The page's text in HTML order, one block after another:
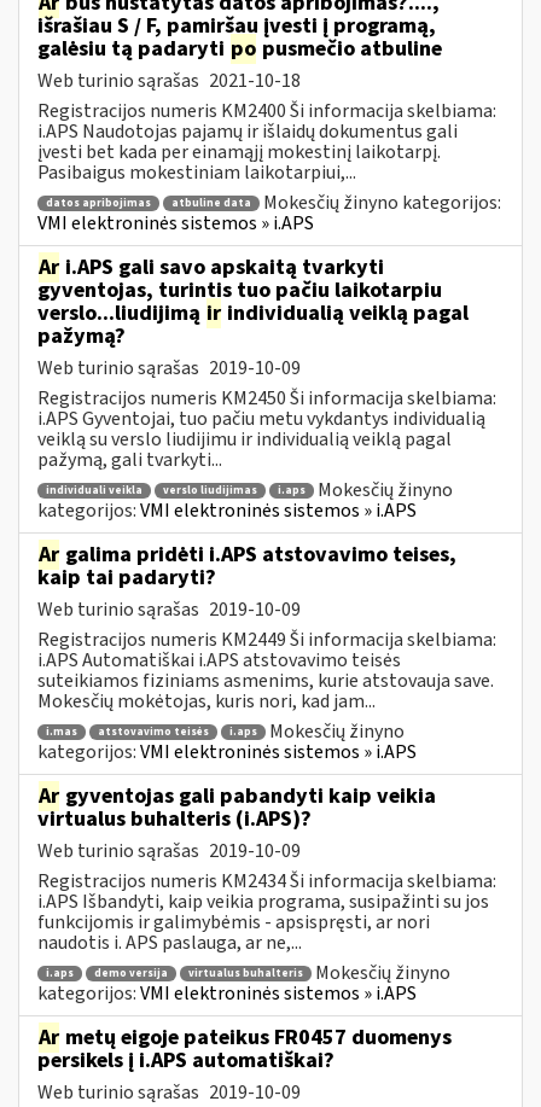
išrašiau S / F, pamiršau įvesti į programą,
galėsiu tą padaryti po pusmečio atbuline
Web turinio sąrašas 2021-10-18
Registracijos numeris KM2400 Ši informacija skelbiama:
i.APS Naudotojas pajamų ir išlaidų dokumentus gali
įvesti bet kada per einamąjį mokestinį laikotarpį.
Pasibaigus mokestiniam laikotarpiui,...
datos apribojimas atbuline data
Mokesčių žinyno kategorijos:
VMI elektroninės sistemos » i.APS
Ar i.APS gali savo apskaitą tvarkyti
gyventojas, turintis tuo pačiu laikotarpiu
verslo...liudijimą ir individualią veiklą pagal
pažymą?
Web turinio sąrašas 2019-10-09
Registracijos numeris KM2450 Ši informacija skelbiama:
i.APS Gyventojai, tuo pačiu metu vykdantys individualią
veiklą su verslo liudijimu ir individualią veiklą pagal
pažymą, gali tvarkyti...
individuali veikla verslo liudijimas i.aps
Mokesčių žinyno
kategorijos:VMI elektroninės sistemos » i.APS
Ar galima pridėti i.APS atstovavimo teises,
kaip tai padaryti?
Web turinio sąrašas 2019-10-09
Registracijos numeris KM2449 Ši informacija skelbiama:
i.APS Automatiškai i.APS atstovavimo teisės
suteikiamos fiziniams asmenims, kurie atstovauja save.
Mokesčių mokėtojas, kuris nori, kad jam...
i.mas atstovavimo teisės i.aps
Mokesčių žinyno
kategorijos:VMI elektroninės sistemos » i.APS
Ar gyventojas gali pabandyti kaip veikia
virtualus buhalteris (i.APS)?
Web turinio sąrašas 2019-10-09
Registracijos numeris KM2434 Ši informacija skelbiama:
i.APS Išbandyti, kaip veikia programa, susipažinti su jos
funkcijomis ir galimybėmis - apsispręsti, ar nori
naudotis i. APS paslauga, ar ne,...
i.aps demo versija virtualus buhalteris
Mokesčių žinyno
kategorijos:VMI elektroninės sistemos » i.APS
Ar metų eigoje pateikus FR0457 duomenys
persikels į i.APS automatiškai?
Web turinio sąrašas 2019-10-09